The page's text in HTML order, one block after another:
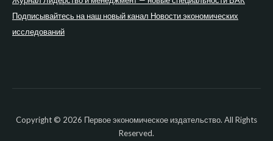
Подписывайтесь на наш новый канал Новости экономических
исследований
Copyright © 2026 Первое экономическое издательство. All Rights
Reserved.